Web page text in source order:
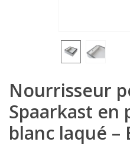
Nourrisseur
Spaarkast en
blanc laqué –